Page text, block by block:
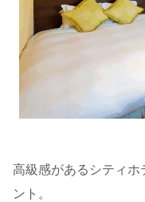
高級感があるシティホ
ント。